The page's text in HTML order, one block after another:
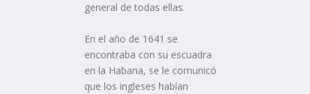
general de todas ellas.
En el año de 1641 se
encontraba con su escuadra
en la Habana, se le comunicó
que los ingleses habí­an